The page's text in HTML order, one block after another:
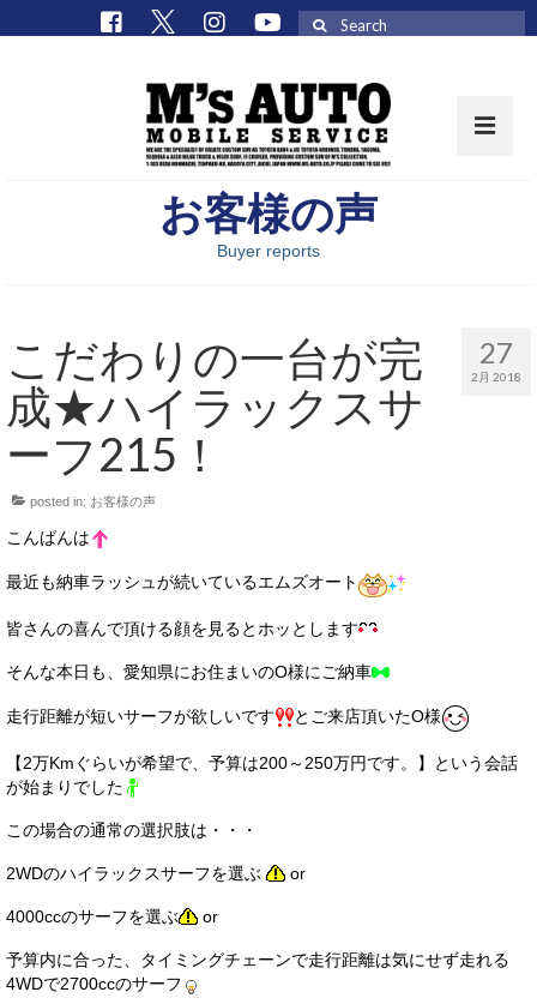
取扱車種一覧
M’sCollectionパーツ一覧
エムズオート
M’sCollection
エムズオートとは
店舗情報
店舗情報
会社概要
イベント
お客様の声
Buyer reports
27
2月 2018
こだわりの一台が完
成★ハイラックスサ
ーフ215！
posted in: お客様の声
こんばんは
最近も納車ラッシュが続いているエムズオート
皆さんの喜んで頂ける顔を見るとホッとします
そんな本日も、愛知県にお住まいのO様にご納車
走行距離が短いサーフが欲しいです とご来店頂いたO様
【2万Kmぐらいが希望で、予算は200～250万円です。】という会話
が始まりでした
この場合の通常の選択肢は・・・
2WDのハイラックスサーフを選ぶ or
4000ccのサーフを選ぶ or
予算内に合った、タイミングチェーンで走行距離は気にせず走れる
4WDで2700ccのサーフ